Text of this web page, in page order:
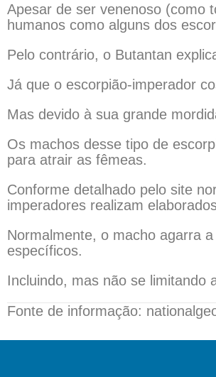
Apesar de ser venenoso (como
humanos como alguns dos
Pelo contrário, o Butantan
Já que o escorpião-imperador
Mas devido à sua grande
Os machos desse tipo de
para atrair as fêmeas.
Conforme detalhado pelo site
imperadores realizam
Normalmente, o macho agarra
específicos.
Incluindo, mas não se limitando
Fonte de informação: